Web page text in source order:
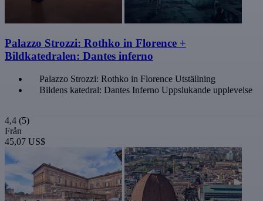
Palazzo Strozzi: Rothko in Florence +
Bildkatedralen: Dantes inferno
Palazzo Strozzi: Rothko in Florence Utställning
Bildens katedral: Dantes Inferno Uppslukande upplevelse
4,4 (5)
Från
45,07 US$